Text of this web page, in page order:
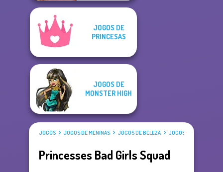
JOGOS DE
PRINCESAS
JOGOS DE
MONSTER HIGH
JOGOS JOGOS DE MENINAS JOGOS DE BELEZA JOGOS DE VESTIR
Princesses Bad Girls Squad